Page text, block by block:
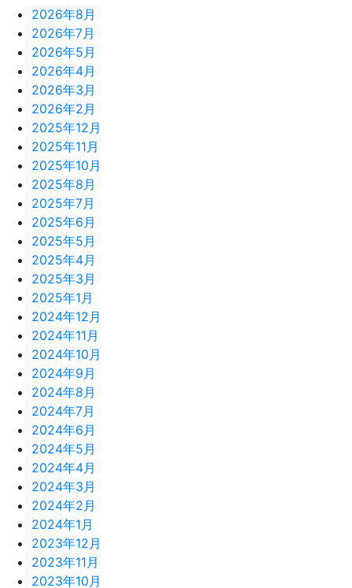
2026年8月
2026年7月
2026年5月
2026年4月
2026年3月
2026年2月
2025年12月
2025年11月
2025年10月
2025年8月
2025年7月
2025年6月
2025年5月
2025年4月
2025年3月
2025年1月
2024年12月
2024年11月
2024年10月
2024年9月
2024年8月
2024年7月
2024年6月
2024年5月
2024年4月
2024年3月
2024年2月
2024年1月
2023年12月
2023年11月
2023年10月